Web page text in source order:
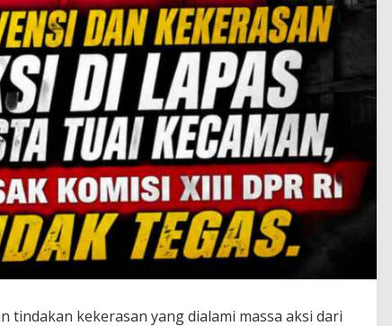
tindakan kekerasan yang dialami massa aksi dari